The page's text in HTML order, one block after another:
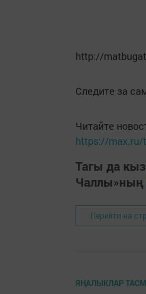
http://
Следите за
Читайте
https://max.ru/
Тагы да
Чаллы»ның
Перейти на
ЯҢАЛЫКЛАР